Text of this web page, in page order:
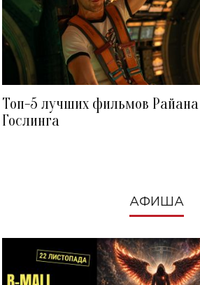
Топ-5 лучших фильмов Райана
Гослинга
АФИША